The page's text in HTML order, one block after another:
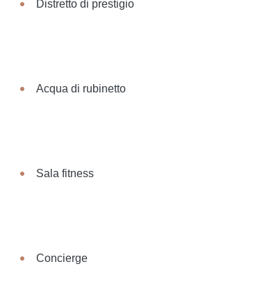
Distretto di prestigio
Acqua di rubinetto
Sala fitness
Concierge